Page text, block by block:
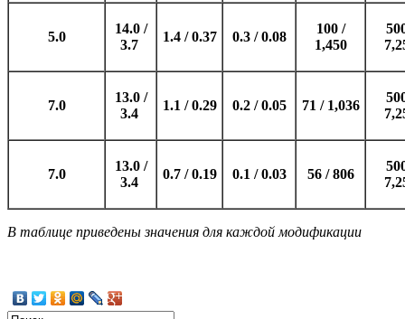
5.0
14.0 /
3.7
1.4 / 0.37 0.3 / 0.08
100 /
1,450
7.0
13.0 /
3.4
1.1 / 0.29 0.2 / 0.05 71 / 1,036
7.0
13.0 /
3.4
0.7 / 0.19 0.1 / 0.03 56 / 806
В таблице приведены значения для каждой модификации